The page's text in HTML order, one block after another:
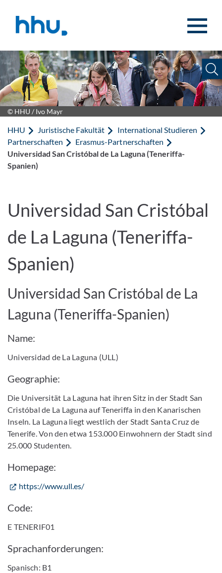
© HHU / Ivo Mayr
HHU Juristische Fakultät
International Studieren
Partnerschaften
Erasmus-Partnerschaften
Universidad San Cristóbal de La Laguna (Teneriffa-
Spanien)
Universidad San Cristóbal
de La Laguna (Teneriffa-
Spanien)
Universidad San Cristóbal de La
Laguna (Teneriffa-Spanien)
Name:
Universidad de La Laguna (ULL)
Geographie:
Die Universität La Laguna hat ihren Sitz in der Stadt San
Cristóbal de La Laguna auf Teneriffa in den Kanarischen
Inseln. La Laguna liegt westlich der Stadt Santa Cruz de
Tenerife. Von den etwa 153.000 Einwohnern der Stadt sind
25.000 Studenten.
Homepage:
https://www.ull.es/
Code:
E TENERIF01
Sprachanforderungen:
Spanisch: B1